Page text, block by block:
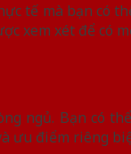
tế mà bạn
xem xét để có
ngủ. Bạn có
ưu điểm riêng